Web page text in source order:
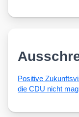
Posi­ti­ve
die CDU nicht